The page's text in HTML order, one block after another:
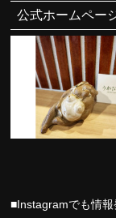
公式ホームペー
■Instagramでも情報